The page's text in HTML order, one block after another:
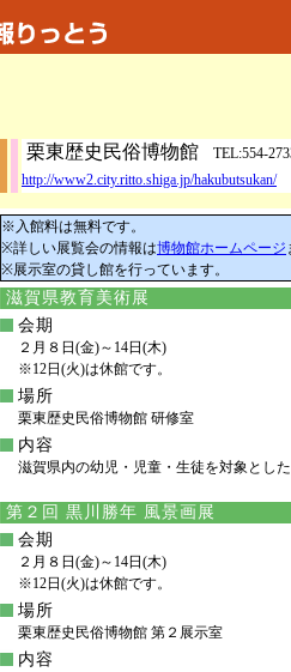
栗東歴史民俗博物館 TEL:554-
http://www2.city.ritto.shiga.jp/hakubutsukan/
※入館料は無料です。
※詳しい展覧会の情報は博物館ホームページ
※展示室の貸し館を行っています。
滋賀県教育美術展
会期
２月８日(金)～14日(木)
※12日(火)は休館です。
場所
栗東歴史民俗博物館 研修室
内容
滋賀県内の幼児・児童・生徒を対象とし
第２回 黒川勝年 風景画展
会期
２月８日(金)～14日(木)
※12日(火)は休館です。
場所
栗東歴史民俗博物館 第２展示室
内容